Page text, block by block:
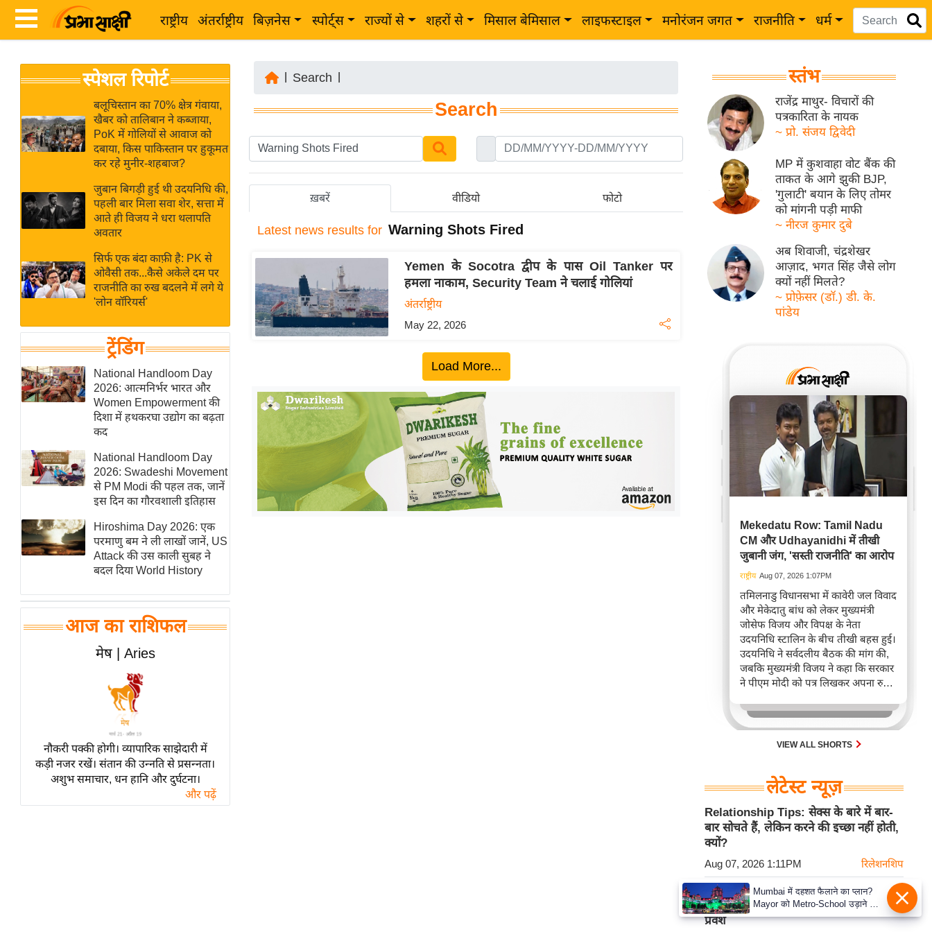
राष्ट्रीय अंतर्राष्ट्रीय बिज़नेस स्पोर्ट्स राज्यों से शहरों से मिसाल बेमिसाल लाइफस्टाइल मनोरंजन जगत राजनीति धर्म
News
Hindi
Hindi
Live
News in
Hindi
News
Hindi
Videos
ब
र
अंतर्राष्ट्रीय
बिज़नेस
उद्योग
विशेषज्ञ
राय
खेल
क्रिकेट
IPL
2026
मिसाल बेमिसाल
शख्सियत
यंग इंडिया
साहित्य जगत
ऑटो वर्ल्ड
न्यूज ब्रीफ
बॉलीवुड
हॉलीवुड
फिल्म समीक्षा
लाइफस्टाइल
टेक्नॉलॉजी
ब्यूटी/फैशन
घरेलू नुस्खे
स्पेशल रिपोर्ट
बलूचिस्तान का 70% क्षेत्र गंवाया,
खैबर को तालिबान ने कब्जाया,
PoK में गोलियों से आवाज को
दबाया, किस पाकिस्तान पर हुकूमत
कर रहे मुनीर-शहबाज?
जुबान बिगड़ी हुई थी उदयनिधि की,
पहली बार मिला सवा शेर, सत्ता में
आते ही विजय ने धरा थलापति
अवतार
सिर्फ एक बंदा काफ़ी है: PK से
ओवैसी तक...कैसे अकेले दम पर
राजनीति का रुख बदलने में लगे ये
'लोन वॉरियर्स'
ट्रेंडिंग
National Handloom Day
2026: आत्मनिर्भर भारत और
Women Empowerment की
दिशा में हथकरघा उद्योग का बढ़ता
कद
National Handloom Day
2026: Swadeshi Movement
से PM Modi की पहल तक, जानें
इस दिन का गौरवशाली इतिहास
Hiroshima Day 2026: एक
परमाणु बम ने ली लाखों जानें, US
Attack की उस काली सुबह ने
बदल दिया World History
आज का राशिफल
मेष | Aries
नौकरी पक्की होगी। व्यापारिक साझेदारी में
कड़ी नजर रखें। संतान की उन्नति से प्रसन्नता।
अशुभ समाचार, धन हानि और दुर्घटना।
और पढ़ें
Search
Search
ख़बरें वीडियो फोटो
Latest news results for Warning Shots Fired
Yemen के Socotra द्वीप के पास Oil Tanker पर
हमला नाकाम, Security Team ने चलाई गोलियां
अंतर्राष्ट्रीय
May 22, 2026
Load More...
स्तंभ
राजेंद्र माथुर- विचारों की
पत्रकारिता के नायक
~ प्रो. संजय द्विवेदी
MP में कुशवाहा वोट बैंक की
ताकत के आगे झुकी BJP,
'गुलाटी' बयान के लिए तोमर
को मांगनी पड़ी माफी
~ नीरज कुमार दुबे
अब शिवाजी, चंद्रशेखर
आज़ाद, भगत सिंह जैसे लोग
क्यों नहीं मिलते?
~ प्रोफ़ेसर (डॉ.) डी. के.
पांडेय
Mekedatu Row: Tamil Nadu
CM और Udhayanidhi में तीखी
जुबानी जंग, 'सस्ती राजनीति' का आरोप
राष्ट्रीय Aug 07, 2026 1:07PM
तमिलनाडु विधानसभा में कावेरी जल विवाद
और मेकेदातु बांध को लेकर मुख्यमंत्री
जोसेफ विजय और विपक्ष के नेता
उदयनिधि स्टालिन के बीच तीखी बहस हुई।
उदयनिधि ने सर्वदलीय बैठक की मांग की,
जबकि मुख्यमंत्री विजय ने कहा कि सरकार
ने पीएम मोदी को पत्र लिखकर अपना रुख
का प्रयास है।
VIEW ALL SHORTS
लेटेस्ट न्यूज़
Relationship Tips: सेक्स के बारे में बार-
बार सोचते हैं, लेकिन करने की इच्छा नहीं होती,
क्यों?
Aug 07, 2026 1:11PM रिलेशनशिप
Ashfaq ने World Athletics U20 में
400m राष्ट्रीय रिकॉर्ड तोड़ा, सेमीफाइनल में
प्रवेश
Mumbai में दहशत फैलाने का प्लान?
Mayor को Metro-School उड़ाने की
धमकी